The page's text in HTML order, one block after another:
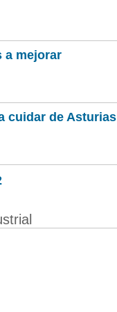
a mejorar
cuidar de Asturias